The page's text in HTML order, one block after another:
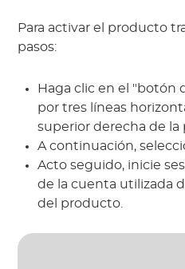
Para activar el producto
pasos:
Haga clic en el "botón
por tres líneas
superior derecha de la
A continuación,
Acto seguido, inicie
de la cuenta utilizada
del producto.